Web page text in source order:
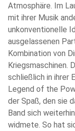
Atmosphäre. Im
mit ihrer Musik
unkonventionelle
ausgelassenen
Kombination von
Kriegsmaschinen.
schließlich in ihrer
Legend of the
der Spaß, den sie
Band sich
widmete. So hat